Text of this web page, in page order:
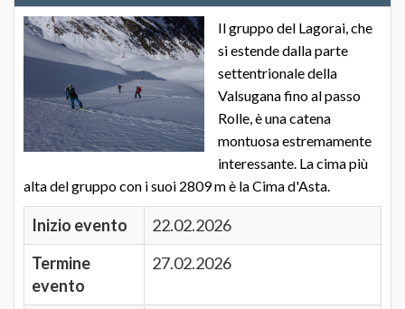
Il gruppo del Lagorai, che
si estende dalla parte
settentrionale della
Valsugana fino al passo
Rolle, è una catena
montuosa estremamente
interessante. La cima più
alta del gruppo con i suoi 2809 m è la Cima d'Asta.
Inizio evento
22.02.2026
Termine
evento
27.02.2026